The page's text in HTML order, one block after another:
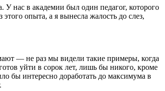
У нас в академии был один педагог, которого
опыта, а я вынесла жалость до слез,
— не раз мы видели такие примеры, когда
уйти в сорок лет, лишь бы никого, кроме
бы интересно доработать до максимума в